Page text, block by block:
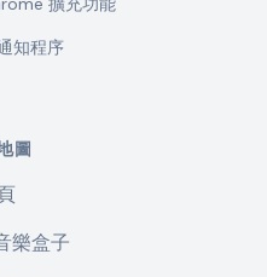
知程序
圖
樂盒子